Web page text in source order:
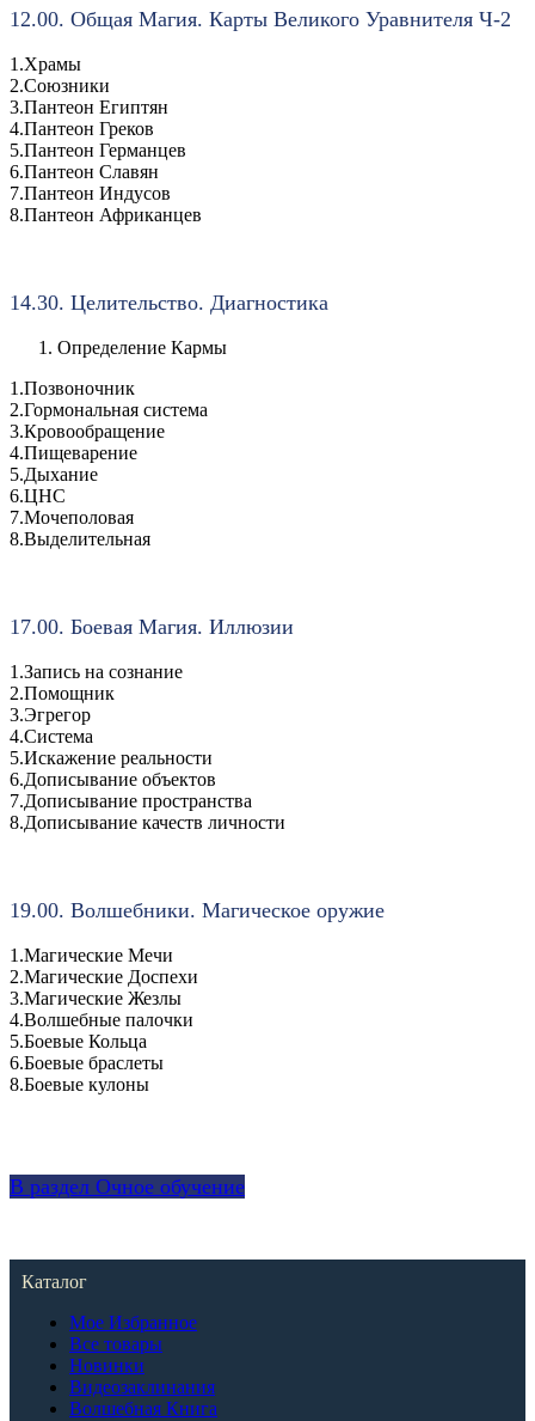
12.00. Общая Магия. Карты Великого Уравнителя Ч-2
1.Храмы
2.Союзники
3.Пантеон Египтян
4.Пантеон Греков
5.Пантеон Германцев
6.Пантеон Славян
7.Пантеон Индусов
8.Пантеон Африканцев
14.30. Целительство. Диагностика
Определение Кармы
1.Позвоночник
2.Гормональная система
3.Кровообращение
4.Пищеварение
5.Дыхание
6.ЦНС
7.Мочеполовая
8.Выделительная
17.00. Боевая Магия. Иллюзии
1.Запись на сознание
2.Помощник
3.Эгрегор
4.Система
5.Искажение реальности
6.Дописывание объектов
7.Дописывание пространства
8.Дописывание качеств личности
19.00. Волшебники. Магическое оружие
1.Магические Мечи
2.Магические Доспехи
3.Магические Жезлы
4.Волшебные палочки
5.Боевые Кольца
6.Боевые браслеты
8.Боевые кулоны
В раздел Очное обучение
Каталог
Мое Избранное
Все товары
Новинки
Видеозаклинания
Волшебная Книга